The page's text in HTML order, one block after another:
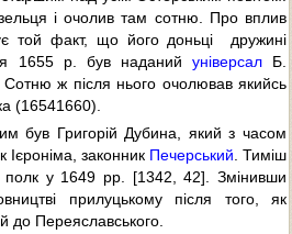
і очолив там сотню. Про вплив
той факт, що його доньці  дружині
1655 р. був наданий універсалБ.
ж після нього очолював якийсь
(16541660).
був Григорій Дубина, який з часом
Ієроніма, законник Печерський . Тиміш
полк у 1649 рр. [1342, 42]. Змінивши
прилуцькому після того, як
до Переяславського.